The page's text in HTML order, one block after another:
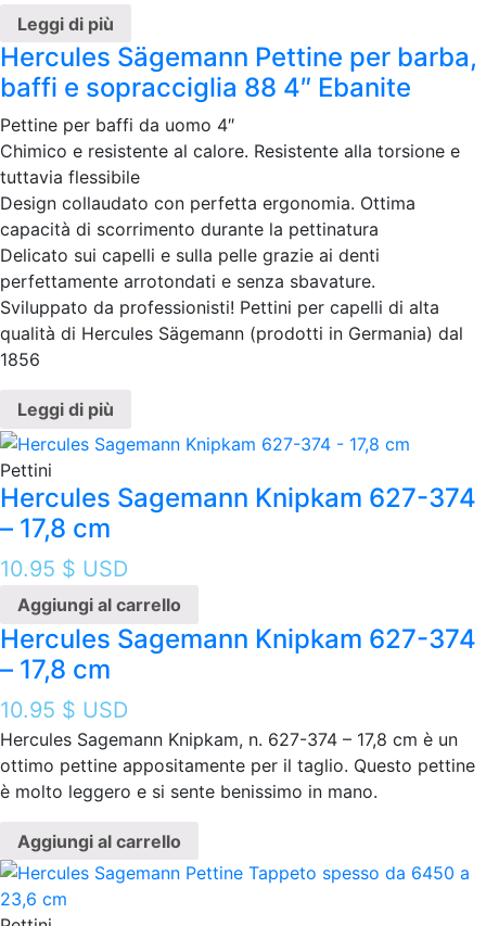
Leggi di più
Hercules Sägemann Pettine per barba,
baffi e sopracciglia 88 4″ Ebanite
Pettine per baffi da uomo 4″
Chimico e resistente al calore. Resistente alla torsione e
tuttavia flessibile
Design collaudato con perfetta ergonomia. Ottima
capacità di scorrimento durante la pettinatura
Delicato sui capelli e sulla pelle grazie ai denti
perfettamente arrotondati e senza sbavature.
Sviluppato da professionisti! Pettini per capelli di alta
qualità di Hercules Sägemann (prodotti in Germania) dal
1856
Leggi di più
Pettini
Hercules Sagemann Knipkam 627-374
– 17,8 cm
10.95 $ USD
Aggiungi al carrello
Hercules Sagemann Knipkam 627-374
– 17,8 cm
10.95 $ USD
Hercules Sagemann Knipkam, n. 627-374 – 17,8 cm è un
ottimo pettine appositamente per il taglio. Questo pettine
è molto leggero e si sente benissimo in mano.
Aggiungi al carrello